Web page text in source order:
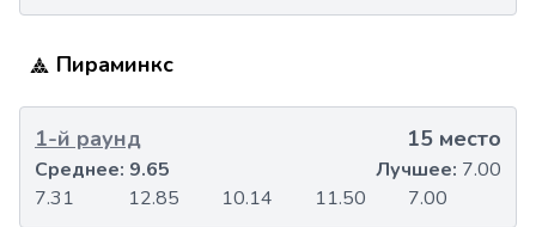
Пираминкс
1-й раунд 15 место
7.31 12.85 10.14 11.50 7.00
Среднее: 9.65 Лучшее: 7.00